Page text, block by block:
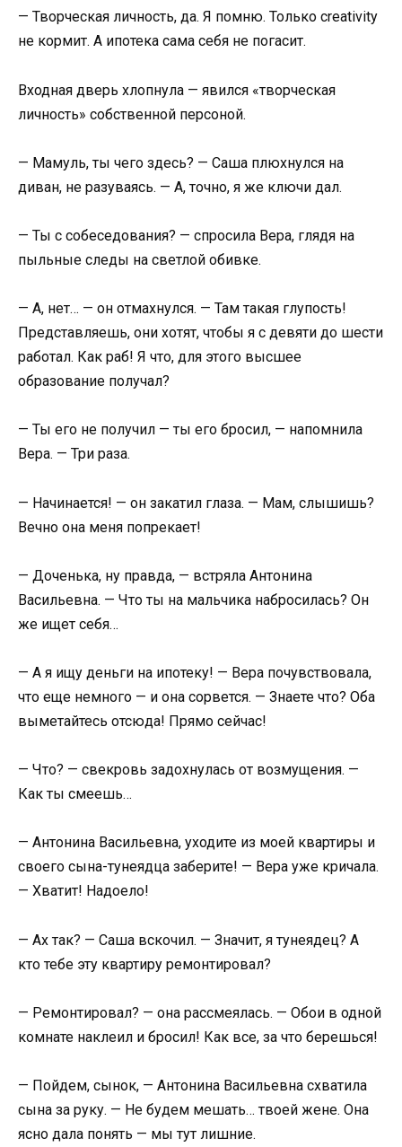
— Творческая личность, да. Я помню. Только creativity
не кормит. А ипотека сама себя не погасит.
Входная дверь хлопнула — явился «творческая
личность» собственной персоной.
— Мамуль, ты чего здесь? — Саша плюхнулся на
диван, не разуваясь. — А, точно, я же ключи дал.
— Ты с собеседования? — спросила Вера, глядя на
пыльные следы на светлой обивке.
— А, нет… — он отмахнулся. — Там такая глупость!
Представляешь, они хотят, чтобы я с девяти до шести
работал. Как раб! Я что, для этого высшее
образование получал?
— Ты его не получил — ты его бросил, — напомнила
Вера. — Три раза.
— Начинается! — он закатил глаза. — Мам, слышишь?
Вечно она меня попрекает!
— Доченька, ну правда, — встряла Антонина
Васильевна. — Что ты на мальчика набросилась? Он
же ищет себя…
— А я ищу деньги на ипотеку! — Вера почувствовала,
что еще немного — и она сорвется. — Знаете что? Оба
выметайтесь отсюда! Прямо сейчас!
— Что? — свекровь задохнулась от возмущения. —
Как ты смеешь…
— Антонина Васильевна, уходите из моей квартиры и
своего сына-тунеядца заберите! — Вера уже кричала.
— Хватит! Надоело!
— Ах так? — Саша вскочил. — Значит, я тунеядец? А
кто тебе эту квартиру ремонтировал?
— Ремонтировал? — она рассмеялась. — Обои в одной
комнате наклеил и бросил! Как все, за что берешься!
— Пойдем, сынок, — Антонина Васильевна схватила
сына за руку. — Не будем мешать… твоей жене. Она
ясно дала понять — мы тут лишние.